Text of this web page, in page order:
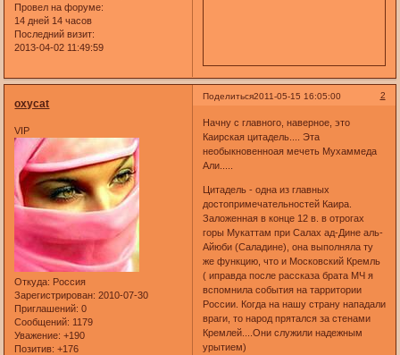
Провел на форуме:
14 дней 14 часов
Последний визит:
2013-04-02 11:49:59
Поделиться 2
2011-05-15 16:05:00
oxycat
VIP
Откуда: Россия
Зарегистрирован: 2010-07-30
Приглашений: 0
Сообщений: 1179
Уважение: +190
Позитив: +176
Начну с главного, наверное, это
Каирская цитадель.... Эта
необыкновенноая мечеть Мухаммеда
Али.....
Цитадель - одна из главных
достопримечательностей Каира.
Заложенная в конце 12 в. в отрогах
горы Мукаттам при Салах ад-Дине аль-
Айюби (Саладине), она выполняла ту
же функцию, что и Московский Кремль
( иправда после рассказа брата МЧ я
вспомнила события на тарритории
России. Когда на нашу страну нападали
враги, то народ прятался за стенами
Кремлей....Они служили надежным
урытием)